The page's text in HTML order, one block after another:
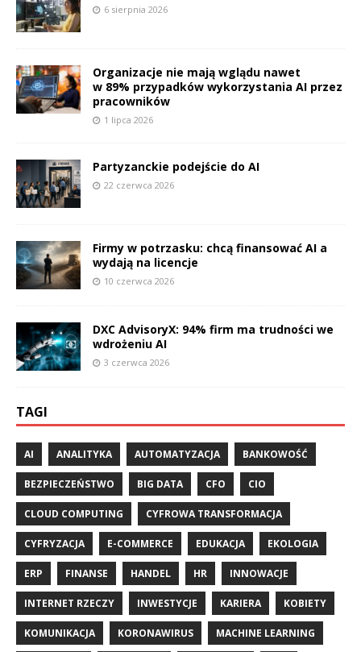
6 sierpnia 2026
Organizacje nie mają wglądu nawet
w 89% przypadków wykorzystania AI przez
pracowników
1 lipca 2026
Partyzanckie podejście do AI
22 czerwca 2026
Firmy w potrzasku: chcą finansować AI a
wydają na licencje
10 czerwca 2026
DXC AdvisoryX: 94% firm ma trudności we
wdrożeniu AI
3 czerwca 2026
TAGI
AI ANALITYKA AUTOMATYZACJA BANKOWOŚĆ
BEZPIECZEŃSTWO BIG DATA CFO CIO
CLOUD COMPUTING CYFROWA TRANSFORMACJA
CYFRYZACJA E-COMMERCE EDUKACJA EKOLOGIA
ERP FINANSE HANDEL HR INNOWACJE
INTERNET RZECZY INWESTYCJE KARIERA KOBIETY
KOMUNIKACJA KORONAWIRUS MACHINE LEARNING